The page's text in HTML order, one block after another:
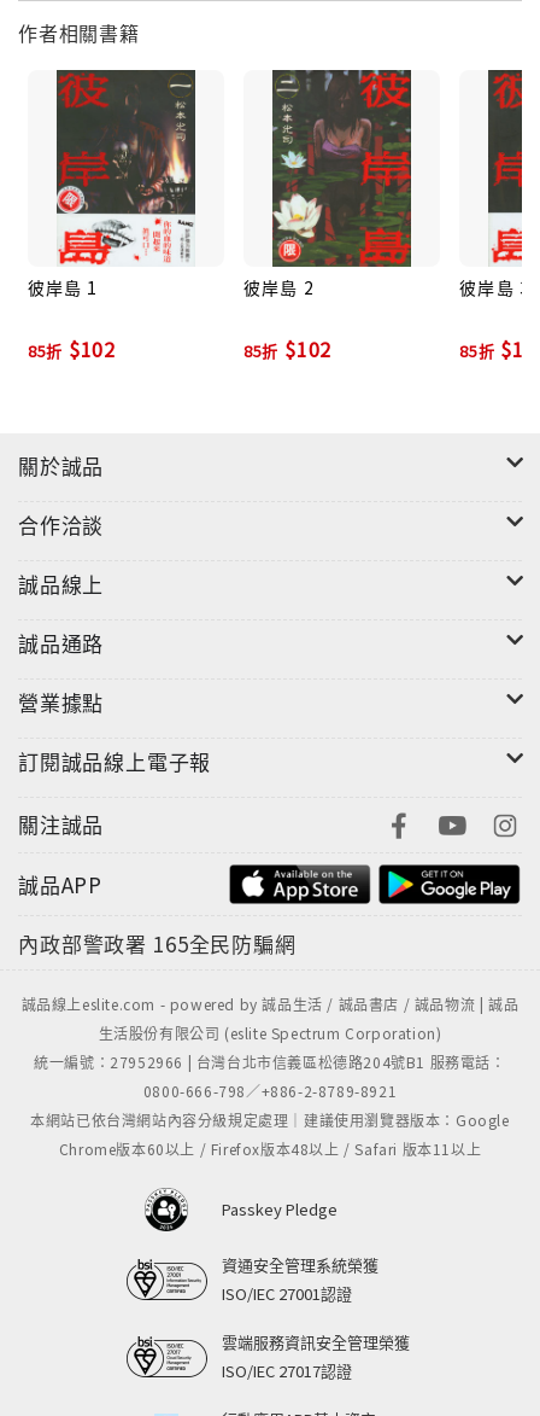
作者相關書籍
彼岸島 1
85折 $102
彼岸島 2
85折 $102
彼岸島 3
85折
關於誠品
合作洽談
誠品線上
誠品通路
營業據點
訂閱誠品線上電子報
關注誠品
誠品APP
內政部警政署 165全民防騙網
誠品線上eslite.com - powered by 誠品生活 / 誠品書店 / 誠品物流 | 誠品
生活股份有限公司 (eslite Spectrum Corporation)
統一編號：27952966 | 台灣台北市信義區松德路204號B1 服務電話：
0800-666-798／+886-2-8789-8921
本網站已依台灣網站內容分級規定處理｜建議使用瀏覽器版本：Google
Chrome版本60以上 / Firefox版本48以上 / Safari 版本11以上
Passkey Pledge
資通安全管理系統榮獲
ISO/IEC 27001認證
雲端服務資訊安全管理榮獲
ISO/IEC 27017認證